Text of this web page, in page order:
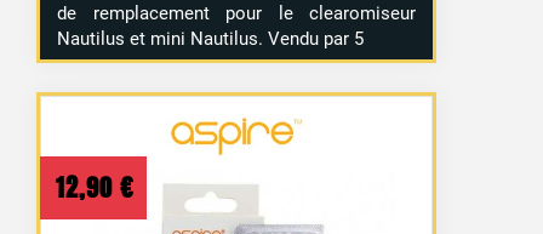
de remplacement pour le clearomiseur
Nautilus et mini Nautilus. Vendu par 5
12,90 €